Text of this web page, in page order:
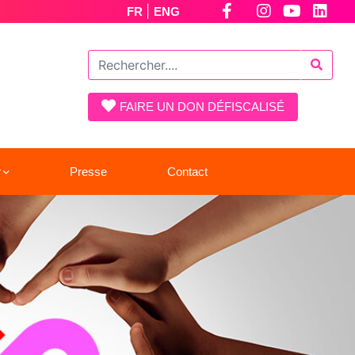
FR ENG
FAIRE UN DON DÉFISCALISÉ
Presse Contact